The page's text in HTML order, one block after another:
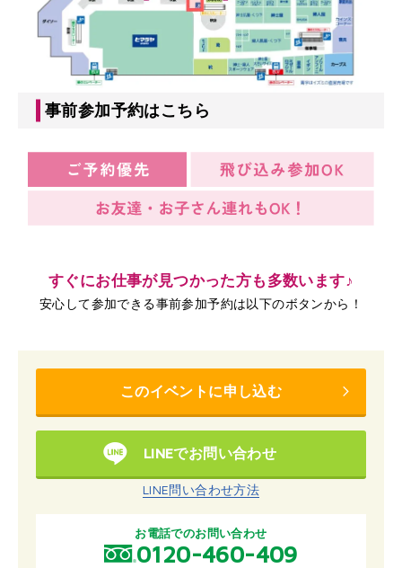
事前参加予約はこちら
すぐにお仕事が見つかった方も多数います♪
安心して参加できる事前参加予約は以下のボタンから！
このイベントに申し込む
LINEでお問い合わせ
LINE問い合わせ方法
お電話でのお問い合わせ
0120-460-409